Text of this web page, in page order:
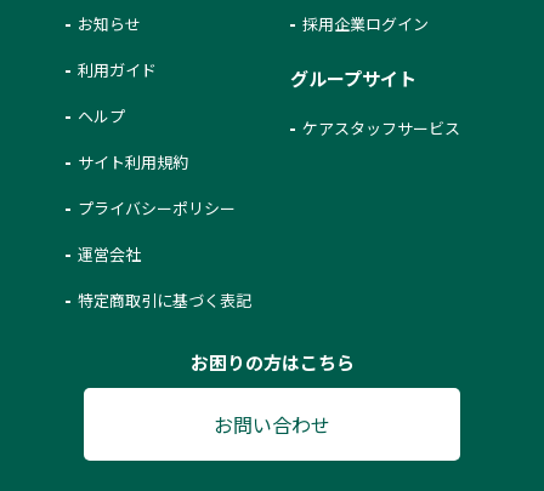
お知らせ
利用ガイド
ヘルプ
サイト利用規約
プライバシーポリシー
運営会社
特定商取引に基づく表記
採用企業ログイン
グループサイト
ケアスタッフサービス
お困りの方はこちら
お問い合わせ